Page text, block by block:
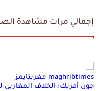
إجمالي مرات مشاهدة
maghribtimes مغربتايمز
جون أفريك: الخلاف